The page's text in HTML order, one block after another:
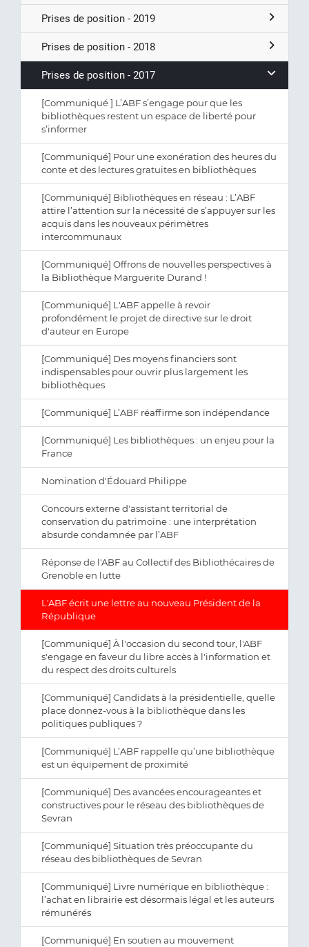
Prises de position - 2019
Prises de position - 2018
Prises de position - 2017
[Communiqué ] L’ABF s’engage pour que les
bibliothèques restent un espace de liberté pour
s’informer
[Communiqué] Pour une exonération des heures du
conte et des lectures gratuites en bibliothèques
[Communiqué] Bibliothèques en réseau : L’ABF
attire l’attention sur la nécessité de s’appuyer sur les
acquis dans les nouveaux périmètres
intercommunaux
[Communiqué] Offrons de nouvelles perspectives à
la Bibliothèque Marguerite Durand !
[Communiqué] L'ABF appelle à revoir
profondément le projet de directive sur le droit
d'auteur en Europe
[Communiqué] Des moyens financiers sont
indispensables pour ouvrir plus largement les
bibliothèques
[Communiqué] L’ABF réaffirme son indépendance
[Communiqué] Les bibliothèques : un enjeu pour la
France
Nomination d'Édouard Philippe
Concours externe d'assistant territorial de
conservation du patrimoine : une interprétation
absurde condamnée par l’ABF
Réponse de l'ABF au Collectif des Bibliothécaires de
Grenoble en lutte
L'ABF écrit une lettre au nouveau Président de la
République
[Communiqué] À l'occasion du second tour, l'ABF
s'engage en faveur du libre accès à l'information et
du respect des droits culturels
[Communiqué] Candidats à la présidentielle, quelle
place donnez-vous à la bibliothèque dans les
politiques publiques ?
[Communiqué] L’ABF rappelle qu’une bibliothèque
est un équipement de proximité
[Communiqué] Des avancées encourageantes et
constructives pour le réseau des bibliothèques de
Sevran
[Communiqué] Situation très préoccupante du
réseau des bibliothèques de Sevran
[Communiqué] Livre numérique en bibliothèque :
l’achat en librairie est désormais légal et les auteurs
rémunérés
[Communiqué] En soutien au mouvement